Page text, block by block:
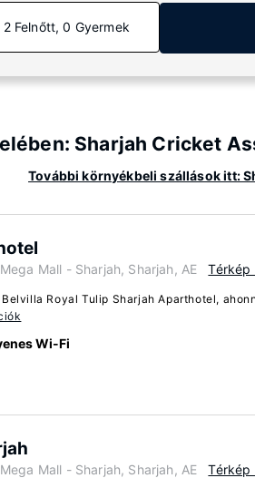
Felnőtt, 0 Gyermek
Sharjah Cricket
További környékbeli szállások itt:
Mall - Sharjah, Sharjah, AE Térkép
Royal Tulip Sharjah Aparthotel,
Wi-Fi
Mall - Sharjah, Sharjah, AE Térkép